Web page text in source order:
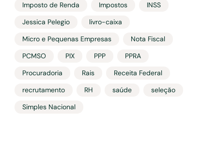
Imposto de Renda
Impostos
INSS
Jessica Pelegio
livro-caixa
Micro e Pequenas Empresas
Nota Fiscal
PCMSO
PIX PPP
PPRA
Procuradoria
Rais
Receita Federal
recrutamento
RH saúde
seleção
Simples Nacional